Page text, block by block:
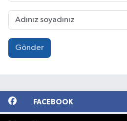
Gönder
FACEBOOK